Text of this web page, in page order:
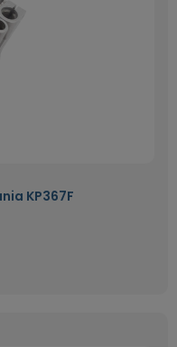
KP367F